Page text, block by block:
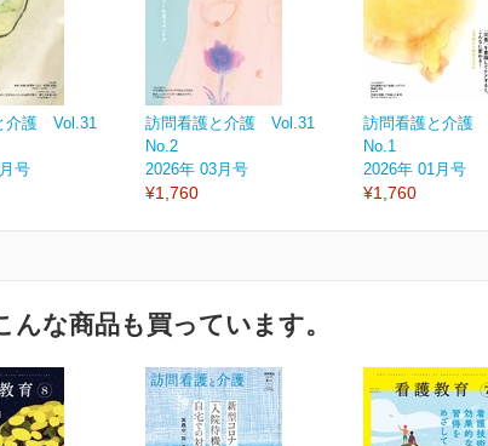
介護 Vol.31
号
訪問看護と介護 Vol.31
No.2
2026年 03月号
¥1,760
訪問看護と介護
No.1
2026年 01月号
¥1,760
な商品も買っています。